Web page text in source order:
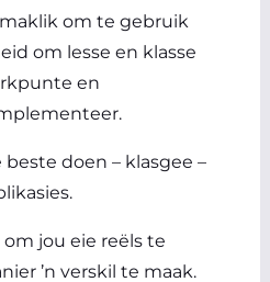
om te gebruik
om lesse en klasse
en
doen – klasgee –
jou eie reëls te
’n verskil te maak.